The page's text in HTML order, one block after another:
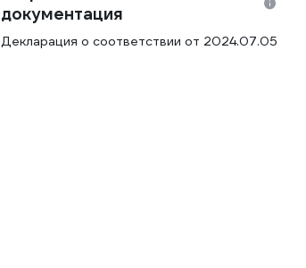
документация
Декларация о соответствии от 2024.07.05